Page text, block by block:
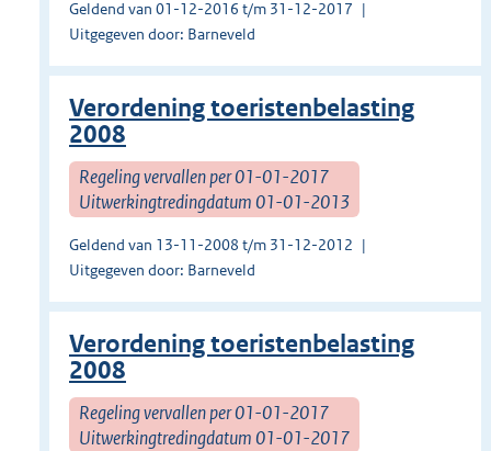
Geldend van 01-12-2016 t/m 31-12-2017
Uitgegeven door: Barneveld
Verordening toeristenbelasting
2008
Regeling vervallen per 01-01-2017
Uitwerkingtredingdatum 01-01-2013
Geldend van 13-11-2008 t/m 31-12-2012
Uitgegeven door: Barneveld
Verordening toeristenbelasting
2008
Regeling vervallen per 01-01-2017
Uitwerkingtredingdatum 01-01-2017